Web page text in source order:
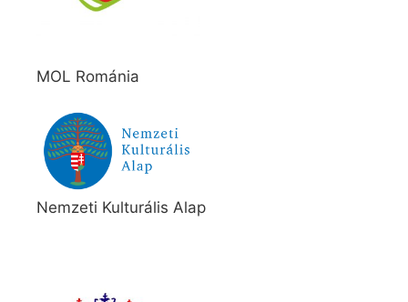
MOL Románia
Nemzeti Kulturális Alap